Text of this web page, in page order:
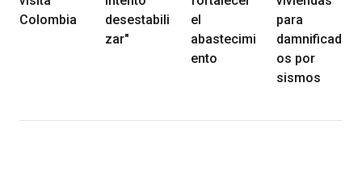
Colombia
desestabili
zar"
el
abastecimi
ento
para
damnificad
os por
sismos